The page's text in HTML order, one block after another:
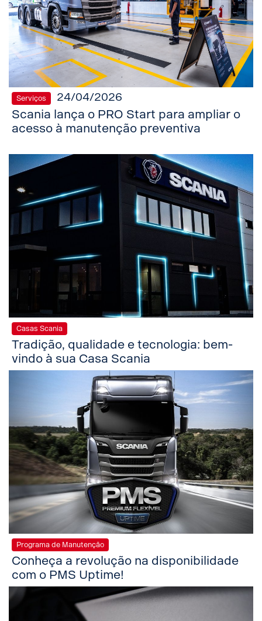
Serviços 24/04/2026
Scania lança o PRO Start para ampliar o
acesso à manutenção preventiva
Casas Scania
Tradição, qualidade e tecnologia: bem-
vindo à sua Casa Scania
Programa de Manutenção
Conheça a revolução na disponibilidade
com o PMS Uptime!